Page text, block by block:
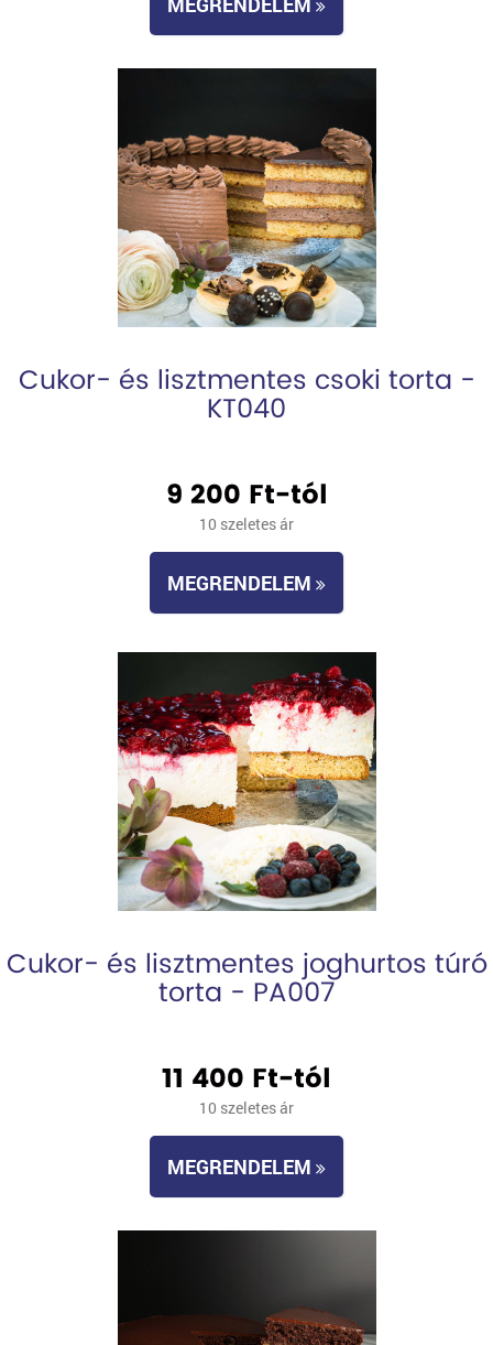
Cukor- és lisztmentes csoki torta -
KT040
9 200 Ft-tól
10 szeletes ár
MEGRENDELEM
Cukor- és lisztmentes joghurtos túró
torta - PA007
11 400 Ft-tól
10 szeletes ár
MEGRENDELEM